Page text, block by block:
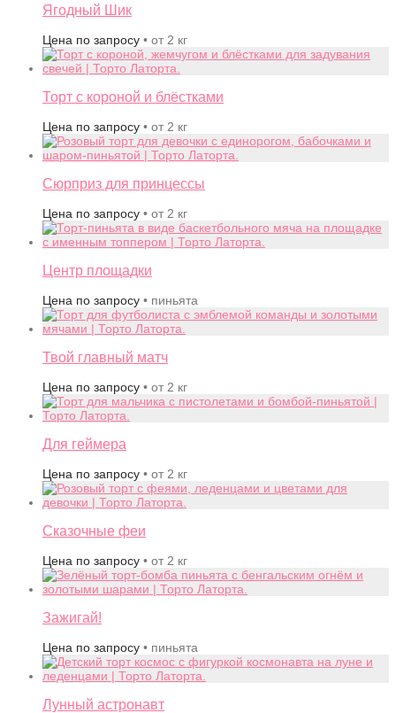
Ягодный Шик
Цена по запросу • от 2 кг
Торт с короной и блёстками
Цена по запросу • от 2 кг
Сюрприз для принцессы
Цена по запросу • от 2 кг
Центр площадки
Цена по запросу • пиньята
Твой главный матч
Цена по запросу • от 2 кг
Для геймера
Цена по запросу • от 2 кг
Сказочные феи
Цена по запросу • от 2 кг
Зажигай!
Цена по запросу • пиньята
Лунный астронавт